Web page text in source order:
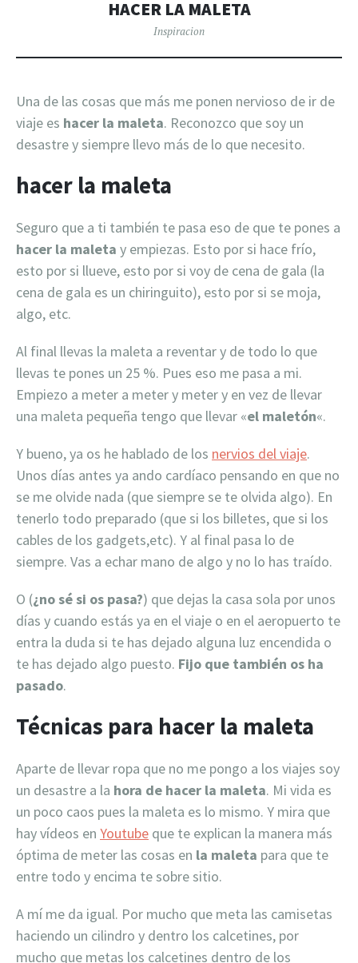
HACER LA MALETA
Inspiracion
Una de las cosas que más me ponen nervioso de ir de
viaje es hacer la maleta. Reconozco que soy un
desastre y siempre llevo más de lo que necesito.
hacer la maleta
Seguro que a ti también te pasa eso de que te pones a
hacer la maleta y empiezas. Esto por si hace frío,
esto por si llueve, esto por si voy de cena de gala (la
cena de gala es un chiringuito), esto por si se moja,
algo, etc.
Al final llevas la maleta a reventar y de todo lo que
llevas te pones un 25 %. Pues eso me pasa a mi.
Empiezo a meter a meter y meter y en vez de llevar
una maleta pequeña tengo que llevar «el maletón«.
Y bueno, ya os he hablado de los nervios del viaje.
Unos días antes ya ando cardíaco pensando en que no
se me olvide nada (que siempre se te olvida algo). En
tenerlo todo preparado (que si los billetes, que si los
cables de los gadgets,etc). Y al final pasa lo de
siempre. Vas a echar mano de algo y no lo has traído.
O (¿no sé si os pasa?) que dejas la casa sola por unos
días y cuando estás ya en el viaje o en el aeropuerto te
entra la duda si te has dejado alguna luz encendida o
te has dejado algo puesto. Fijo que también os ha
pasado.
Técnicas para hacer la maleta
Aparte de llevar ropa que no me pongo a los viajes soy
un desastre a la hora de hacer la maleta. Mi vida es
un poco caos pues la maleta es lo mismo. Y mira que
hay vídeos en Youtube que te explican la manera más
óptima de meter las cosas en la maleta para que te
entre todo y encima te sobre sitio.
A mí me da igual. Por mucho que meta las camisetas
haciendo un cilindro y dentro los calcetines, por
mucho que metas los calcetines dentro de los